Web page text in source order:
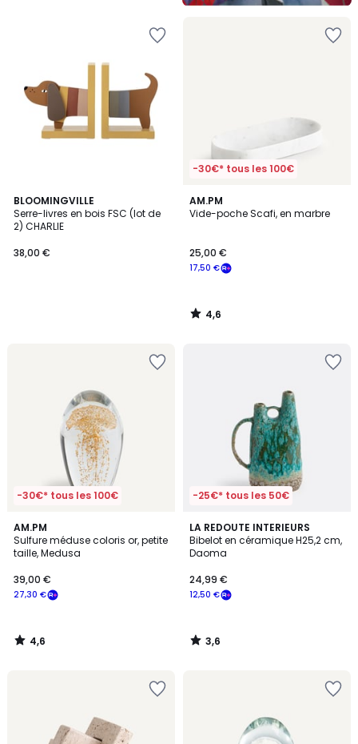
BLOOMINGVILLE
Serre-livres en bois FSC (lot de
2) CHARLIE
38,00 €
-30€* tous les 100€
AM.PM
Vide-poche Scafi, en marbre
17,50 €
25,00 €
4,6
/ 5
4,6
/
-30€* tous les 100€
AM.PM
Sulfure méduse coloris or, petite
taille, Medusa
27,30 €
39,00 €
4,6
/ 5
4,6
/
-25€* tous les 50€
LA REDOUTE INTERIEURS
Bibelot en céramique H25,2 cm,
Daoma
12,50 €
24,99 €
3,6
/ 5
3,6
/